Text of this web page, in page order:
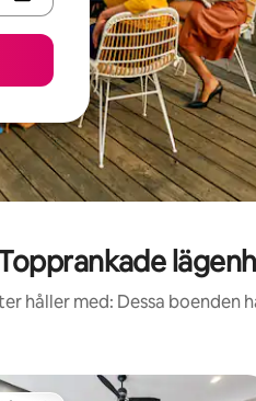
håller med: Dessa boenden